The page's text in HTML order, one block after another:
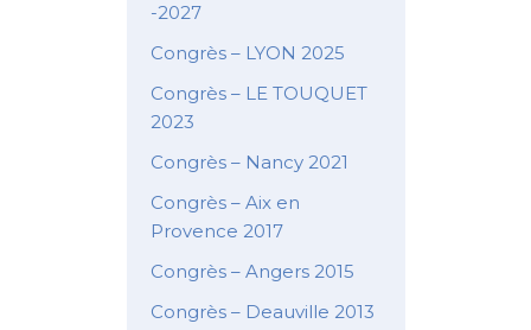
-2027
Congrès – LYON 2025
Congrès – LE TOUQUET
2023
Congrès – Nancy 2021
Congrès – Aix en
Provence 2017
Congrès – Angers 2015
Congrès – Deauville 2013